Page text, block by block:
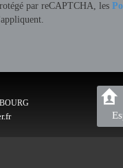
par reCAPTCHA, les